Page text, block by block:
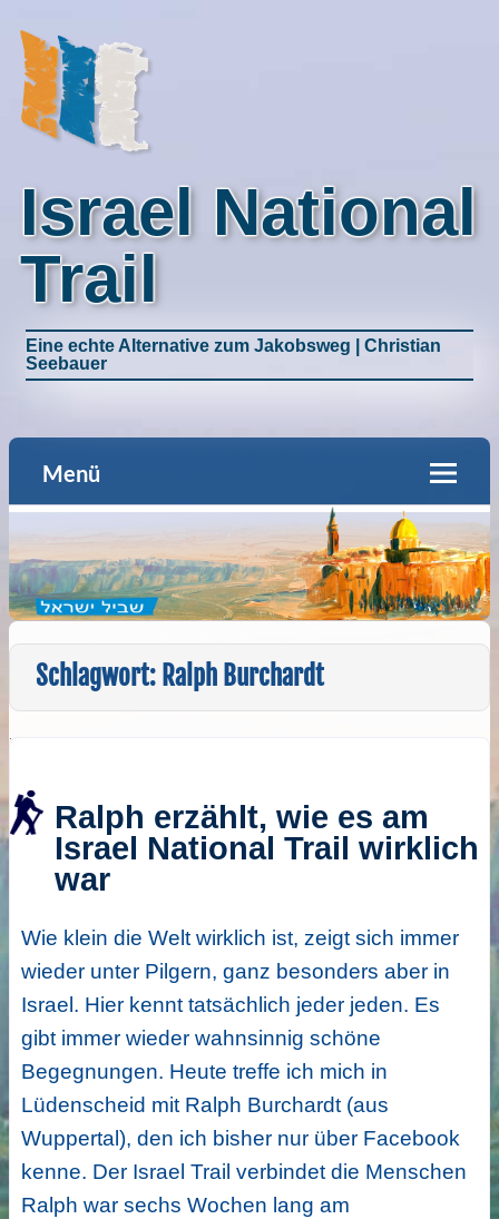
Israel National
Trail
Eine echte Alternative zum Jakobsweg | Christian
Seebauer
Menü
Schlagwort: Ralph Burchardt
Ralph erzählt, wie es am
Israel National Trail wirklich
war
Wie klein die Welt wirklich ist, zeigt sich immer
wieder unter Pilgern, ganz besonders aber in
Israel. Hier kennt tatsächlich jeder jeden. Es
gibt immer wieder wahnsinnig schöne
Begegnungen. Heute treffe ich mich in
Lüdenscheid mit Ralph Burchardt (aus
Wuppertal), den ich bisher nur über Facebook
kenne. Der Israel Trail verbindet die Menschen
Ralph war sechs Wochen lang am